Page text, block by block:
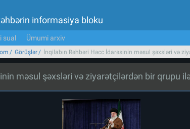
informasiya bloku
sual Ümumi arxiv
Görüşlər İnqilabın Rəhbəri Həcc İdarəsinin məsul şəxsləri və
məsul şəxsləri və ziyarətçilərdən bir qrupu